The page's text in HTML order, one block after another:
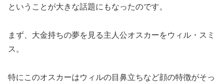
ということが大きな話題にもなったのです。
まず、大金持ちの夢を見る主人公オスカーをウィル・スミ
ス。
特にこのオスカーはウィルの目鼻立ちなど顔の特徴がそっ